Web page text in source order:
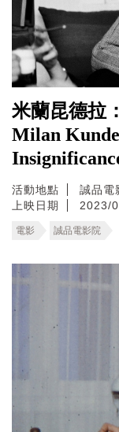
米蘭昆德拉
Milan
活動地點
誠品電
上映日期
2023/
電影 誠品電影院